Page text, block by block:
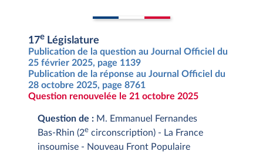
17e Législature
Publication de la question au Journal Officiel du
25 février 2025, page 1139
Publication de la réponse au Journal Officiel du
28 octobre 2025, page 8761
Question renouvelée le 21 octobre 2025
Question de : M. Emmanuel Fernandes
Bas-Rhin (2e circonscription) - La France
insoumise - Nouveau Front Populaire